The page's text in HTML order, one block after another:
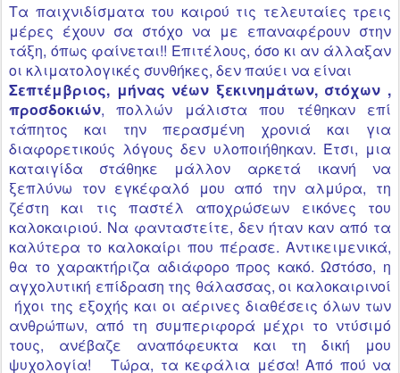
Τα παιχνιδίσματα του καιρού τις τελευταίες τρεις
μέρες έχουν σα στόχο να με επαναφέρουν στην
τάξη, όπως φαίνεται!! Επιτέλους, όσο κι αν άλλαξαν
οι κλιματολογικές συνθήκες, δεν παύει να είναι
Σεπτέμβριος, μήνας νέων ξεκινημάτων, στόχων ,
προσδοκιών, πολλών μάλιστα που τέθηκαν επί
τάπητος και την περασμένη χρονιά και για
διαφορετικούς λόγους δεν υλοποιήθηκαν. Έτσι, μια
καταιγίδα στάθηκε μάλλον αρκετά ικανή να
ξεπλύνω τον εγκέφαλό μου από την αλμύρα, τη
ζέστη και τις παστέλ αποχρώσεων εικόνες του
καλοκαιριού. Να φανταστείτε, δεν ήταν καν από τα
καλύτερα το καλοκαίρι που πέρασε. Αντικειμενικά,
θα το χαρακτήριζα αδιάφορο προς κακό. Ωστόσο, η
αγχολυτική επίδραση της θάλασσας, οι καλοκαιρινοί
ήχοι της εξοχής και οι αέρινες διαθέσεις όλων των
ανθρώπων, από τη συμπεριφορά μέχρι το ντύσιμό
τους, ανέβαζε αναπόφευκτα και τη δική μου
ψυχολογία! Τώρα, τα κεφάλια μέσα! Από πού να